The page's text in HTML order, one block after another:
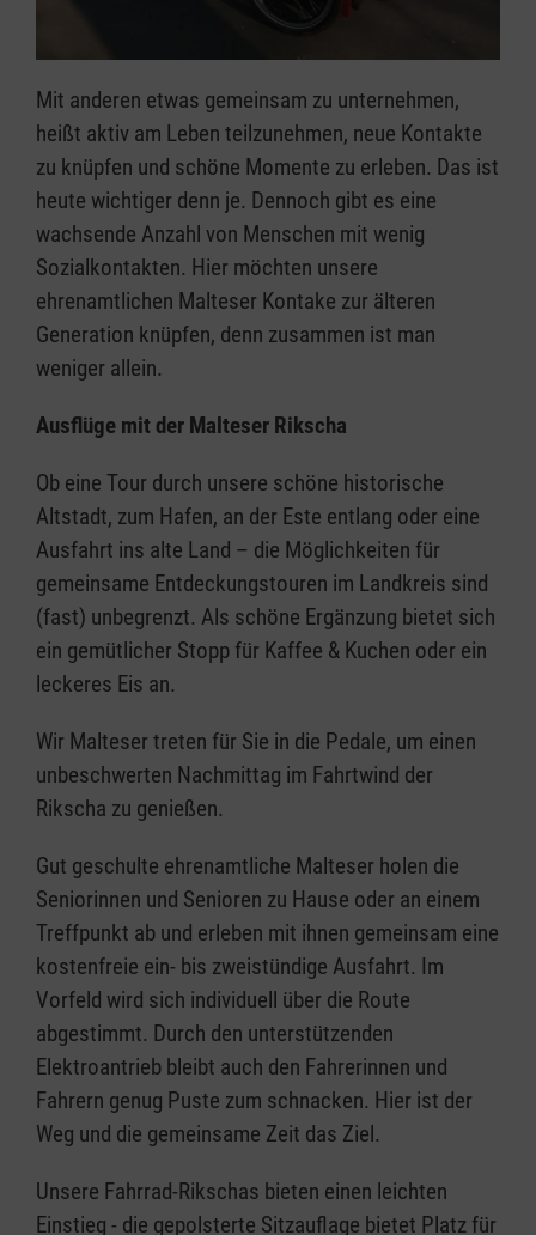
Mit anderen etwas gemeinsam zu unternehmen,
heißt aktiv am Leben teilzunehmen, neue Kontakte
zu knüpfen und schöne Momente zu erleben. Das ist
heute wichtiger denn je. Dennoch gibt es eine
wachsende Anzahl von Menschen mit wenig
Sozialkontakten. Hier möchten unsere
ehrenamtlichen Malteser Kontake zur älteren
Generation knüpfen, denn zusammen ist man
weniger allein.
Ausflüge mit der Malteser Rikscha
Ob eine Tour durch unsere schöne historische
Altstadt, zum Hafen, an der Este entlang oder eine
Ausfahrt ins alte Land – die Möglichkeiten für
gemeinsame Entdeckungstouren im Landkreis sind
(fast) unbegrenzt. Als schöne Ergänzung bietet sich
ein gemütlicher Stopp für Kaffee & Kuchen oder ein
leckeres Eis an.
Wir Malteser treten für Sie in die Pedale, um einen
unbeschwerten Nachmittag im Fahrtwind der
Rikscha zu genießen.
Gut geschulte ehrenamtliche Malteser holen die
Seniorinnen und Senioren zu Hause oder an einem
Treffpunkt ab und erleben mit ihnen gemeinsam eine
kostenfreie ein- bis zweistündige Ausfahrt. Im
Vorfeld wird sich individuell über die Route
abgestimmt. Durch den unterstützenden
Elektroantrieb bleibt auch den Fahrerinnen und
Fahrern genug Puste zum schnacken. Hier ist der
Weg und die gemeinsame Zeit das Ziel.
Unsere Fahrrad-Rikschas bieten einen leichten
Einstieg - die gepolsterte Sitzauflage bietet Platz für